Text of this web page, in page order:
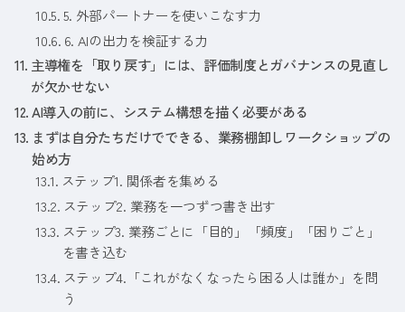
5. 外部パートナーを使いこなす力
6. AIの出力を検証する力
主導権を「取り戻す」には、評価制度とガバナンスの見直し
が欠かせない
AI導入の前に、システム構想を描く必要がある
まずは自分たちだけでできる、業務棚卸しワークショップの
始め方
ステップ1. 関係者を集める
ステップ2. 業務を一つずつ書き出す
ステップ3. 業務ごとに「目的」「頻度」「困りごと」
を書き込む
ステップ4.「これがなくなったら困る人は誰か」を問
う